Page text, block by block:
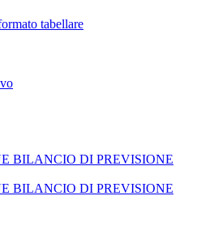
tabellare
BILANCIO DI PREVISIONE
BILANCIO DI PREVISIONE